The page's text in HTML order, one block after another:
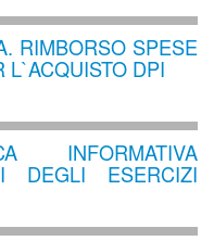
RIMBORSO SPESE
L`ACQUISTO DPI
INFORMATIVA
DEGLI ESERCIZI